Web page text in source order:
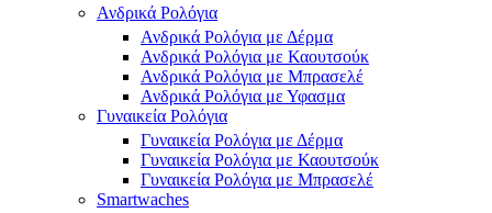
Ανδρικά Ρολόγια
Ανδρικά Ρολόγια με Δέρμα
Ανδρικά Ρολόγια με Καουτσούκ
Ανδρικά Ρολόγια με Μπρασελέ
Ανδρικά Ρολόγια με Υφασμα
Γυναικεία Ρολόγια
Γυναικεία Ρολόγια με Δέρμα
Γυναικεία Ρολόγια με Καουτσούκ
Γυναικεία Ρολόγια με Μπρασελέ
Smartwaches